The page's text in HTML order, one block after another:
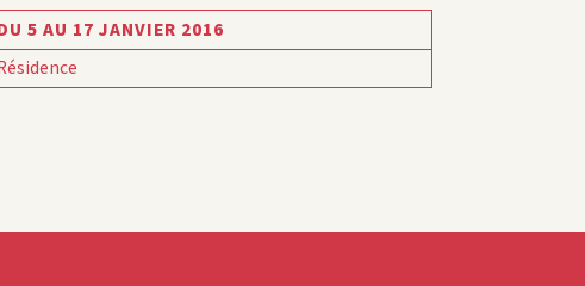
5 AU 17 JANVIER 2016